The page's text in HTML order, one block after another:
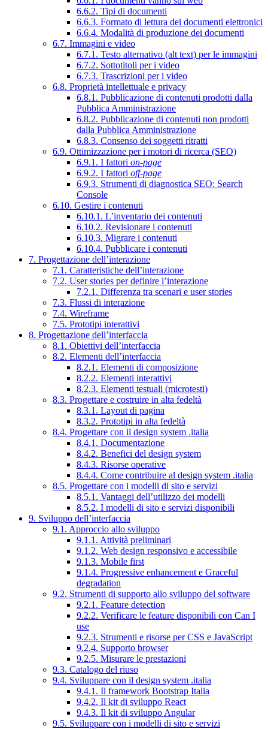
6.6.2. Tipi di documenti
6.6.3. Formato di lettura dei documenti elettronici
6.6.4. Modalità di produzione dei documenti
6.7. Immagini e video
6.7.1. Testo alternativo (alt text) per le immagini
6.7.2. Sottotitoli per i video
6.7.3. Trascrizioni per i video
6.8. Proprietà intellettuale e privacy
6.8.1. Pubblicazione di contenuti prodotti dalla
Pubblica Amministrazione
6.8.2. Pubblicazione di contenuti non prodotti
dalla Pubblica Amministrazione
6.8.3. Consenso dei soggetti ritratti
6.9. Ottimizzazione per i motori di ricerca (SEO)
6.9.1. I fattori on-page
6.9.2. I fattori off-page
6.9.3. Strumenti di diagnostica SEO: Search
Console
6.10. Gestire i contenuti
6.10.1. L’inventario dei contenuti
6.10.2. Revisionare i contenuti
6.10.3. Migrare i contenuti
6.10.4. Pubblicare i contenuti
7. Progettazione dell’interazione
7.1. Caratteristiche dell’interazione
7.2. User stories per definire l’interazione
7.2.1. Differenza tra scenari e user stories
7.3. Flussi di interazione
7.4. Wireframe
7.5. Prototipi interattivi
8. Progettazione dell’interfaccia
8.1. Obiettivi dell’interfaccia
8.2. Elementi dell’interfaccia
8.2.1. Elementi di composizione
8.2.2. Elementi interattivi
8.2.3. Elementi testuali (microtesti)
8.3. Progettare e costruire in alta fedeltà
8.3.1. Layout di pagina
8.3.2. Prototipi in alta fedeltà
8.4. Progettare con il design system .italia
8.4.1. Documentazione
8.4.2. Benefici del design system
8.4.3. Risorse operative
8.4.4. Come contribuire al design system .italia
8.5. Progettare con i modelli di sito e servizi
8.5.1. Vantaggi dell’utilizzo dei modelli
8.5.2. I modelli di sito e servizi disponibili
9. Sviluppo dell’interfaccia
9.1. Approccio allo sviluppo
9.1.1. Attività preliminari
9.1.2. Web design responsivo e accessibile
9.1.3. Mobile first
9.1.4. Progressive enhancement e Graceful
degradation
9.2. Strumenti di supporto allo sviluppo del software
9.2.1. Feature detection
9.2.2. Verificare le feature disponibili con Can I
use
9.2.3. Strumenti e risorse per CSS e JavaScript
9.2.4. Supporto browser
9.2.5. Misurare le prestazioni
9.3. Catalogo del riuso
9.4. Sviluppare con il design system .italia
9.4.1. Il framework Bootstrap Italia
9.4.2. Il kit di sviluppo React
9.4.3. Il kit di sviluppo Angular
9.5. Sviluppare con i modelli di sito e servizi